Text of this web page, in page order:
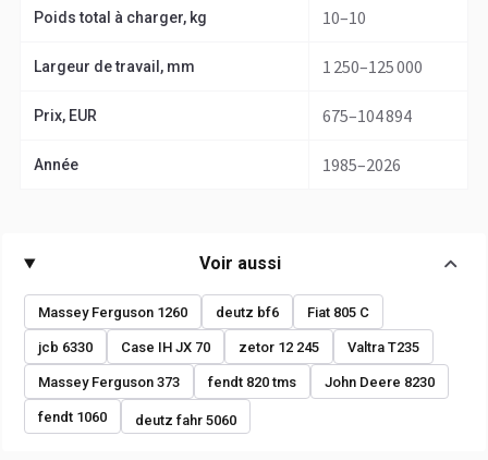
Poids total à charger, kg 10–10
Largeur de travail, mm 1 250–125 000
Prix, EUR 675–104 894
Année 1985–2026
Voir aussi
Massey Ferguson 1260 deutz bf6 Fiat 805 C
jcb 6330 Case IH JX 70 zetor 12 245 Valtra T235
Massey Ferguson 373 fendt 820 tms John Deere 8230
fendt 1060 deutz fahr 5060